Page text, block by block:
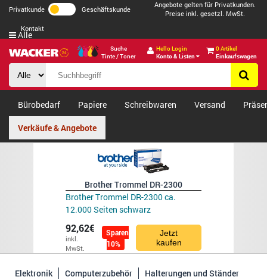
Privatkunde Geschäftskunde
Angebote gelten für Privatkunden.
Preise inkl. gesetzl. MwSt.
Kontakt
Suche
Tinte / Toner
Hello Login
Konto & Listen
0 Artikel
Einkaufswagen
Alle
Bürobedarf Papiere Schreibwaren Versand
Verkäufe & Angebote
Brother Trommel DR-2300
Brother Trommel DR-2300 ca.
12.000 Seiten schwarz
92,62€
inkl.
MwSt.
Sparen
10%
Jetzt
kaufen
Elektronik Computerzubehör Halterungen und Ständer